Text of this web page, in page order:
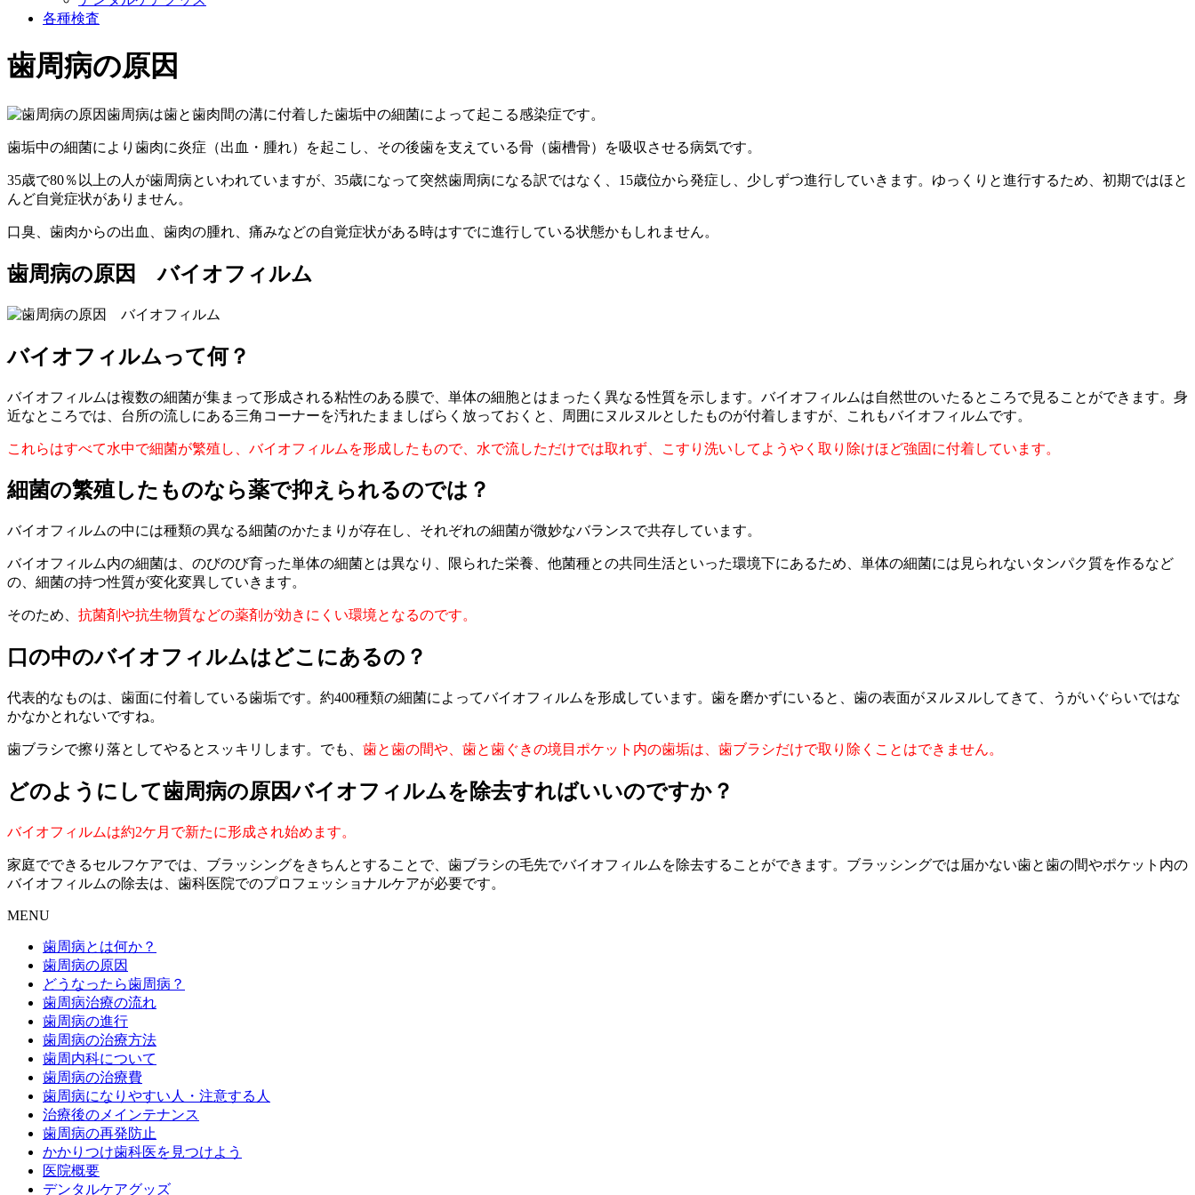
各種検査
歯周病の原因
歯周病は歯と歯肉間の溝に付着した歯垢中の細菌によって起こる感染症です。
歯垢中の細菌により歯肉に炎症（出血・腫れ）を起こし、その後歯を支えている骨（歯槽骨）を吸収させる病気です。
35歳で80％以上の人が歯周病といわれていますが、35歳になって突然歯周病になる訳ではなく、15歳位から発症し、少しずつ進行していきます。ゆっくりと進行するため、初期ではほと
んど自覚症状がありません。
口臭、歯肉からの出血、歯肉の腫れ、痛みなどの自覚症状がある時はすでに進行している状態かもしれません。
歯周病の原因 バイオフィルム
バイオフィルムって何？
バイオフィルムは複数の細菌が集まって形成される粘性のある膜で、単体の細胞とはまったく異なる性質を示します。バイオフィルムは自然世のいたるところで見ることができます。身
近なところでは、台所の流しにある三角コーナーを汚れたまましばらく放っておくと、周囲にヌルヌルとしたものが付着しますが、これもバイオフィルムです。
これらはすべて水中で細菌が繁殖し、バイオフィルムを形成したもので、水で流しただけでは取れず、こすり洗いしてようやく取り除けほど強固に付着しています。
細菌の繁殖したものなら薬で抑えられるのでは？
バイオフィルムの中には種類の異なる細菌のかたまりが存在し、それぞれの細菌が微妙なバランスで共存しています。
バイオフィルム内の細菌は、のびのび育った単体の細菌とは異なり、限られた栄養、他菌種との共同生活といった環境下にあるため、単体の細菌には見られないタンパク質を作るなど
の、細菌の持つ性質が変化変異していきます。
そのため、 抗菌剤や抗生物質などの薬剤が効きにくい環境となるのです。
口の中のバイオフィルムはどこにあるの？
代表的なものは、歯面に付着している歯垢です。約400種類の細菌によってバイオフィルムを形成しています。歯を磨かずにいると、歯の表面がヌルヌルしてきて、うがいぐらいではな
かなかとれないですね。
歯ブラシで擦り落としてやるとスッキリします。でも、 歯と歯の間や、歯と歯ぐきの境目ポケット内の歯垢は、歯ブラシだけで取り除くことはできません。
どのようにして歯周病の原因バイオフィルムを除去すればいいのですか？
バイオフィルムは約2ケ月で新たに形成され始めます。
家庭でできるセルフケアでは、ブラッシングをきちんとすることで、歯ブラシの毛先でバイオフィルムを除去することができます。ブラッシングでは届かない歯と歯の間やポケット内の
バイオフィルムの除去は、歯科医院でのプロフェッショナルケアが必要です。
MENU
歯周病とは何か？
歯周病の原因
どうなったら歯周病？
歯周病治療の流れ
歯周病の進行
歯周病の治療方法
歯周内科について
歯周病の治療費
歯周病になりやすい人・注意する人
治療後のメインテナンス
歯周病の再発防止
かかりつけ歯科医を見つけよう
医院概要
デンタルケアグッズ